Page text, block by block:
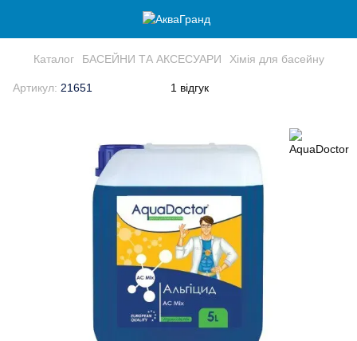
Каталог БАСЕЙНИ ТА АКСЕСУАРИ Хімія для басейну
Артикул: 21651 1 відгук